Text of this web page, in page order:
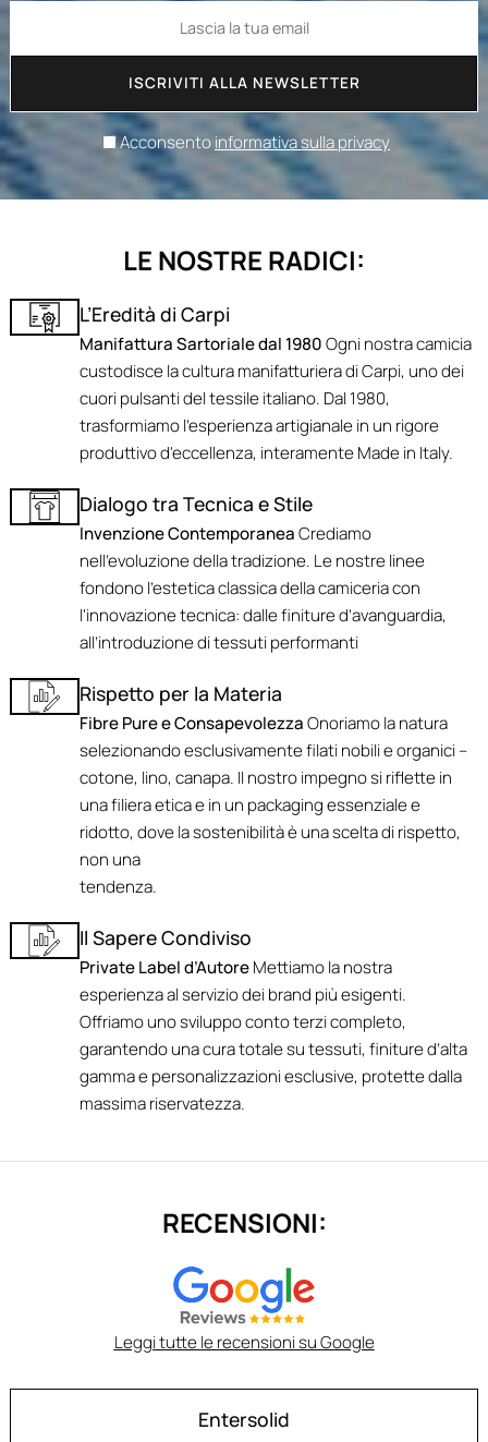
ISCRIVITI ALLA NEWSLETTER
Acconsentoinformativa sulla privacy
LE NOSTRE RADICI:
L’Eredità di Carpi
Manifattura Sartoriale dal 1980Ogni nostra camicia
custodisce la cultura manifatturiera di Carpi, uno dei
cuori pulsanti del tessile italiano. Dal 1980,
trasformiamo l'esperienza artigianale in un rigore
produttivo d'eccellenza, interamente Made in Italy.
Dialogo tra Tecnica e Stile
Invenzione ContemporaneaCrediamo
nell'evoluzione della tradizione. Le nostre linee
fondono l’estetica classica della camiceria con
l'innovazione tecnica: dalle finiture d’avanguardia,
all’introduzione di tessuti performanti
Rispetto per la Materia
Fibre Pure e ConsapevolezzaOnoriamo la natura
selezionando esclusivamente filati nobili e organici –
cotone, lino, canapa. Il nostro impegno si riflette in
una filiera etica e in un packaging essenziale e
ridotto, dove la sostenibilità è una scelta di rispetto,
non una
tendenza.
Il Sapere Condiviso
Private Label d’AutoreMettiamo la nostra
esperienza al servizio dei brand più esigenti.
Offriamo uno sviluppo conto terzi completo,
garantendo una cura totale su tessuti, finiture d’alta
gamma e personalizzazioni esclusive, protette dalla
massima riservatezza.
RECENSIONI:
Leggi tutte le recensioni su Google
Entersolid